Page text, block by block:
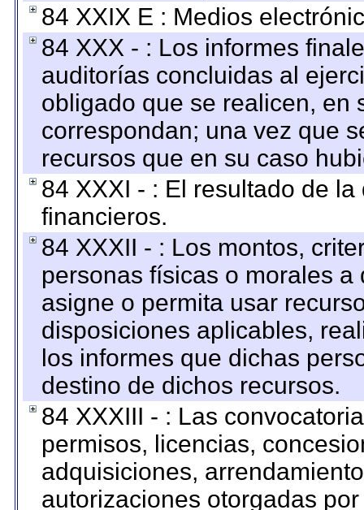
84 XXIX E : Medios
84 XXX - : Los informes
auditorías concluidas al
obligado que se realicen, en
correspondan; una vez que
recursos que en su caso
84 XXXI - : El resultado de
financieros.
84 XXXII - : Los montos,
personas físicas o morales
asigne o permita usar
disposiciones aplicables,
los informes que dichas
destino de dichos recursos.
84 XXXIII - : Las
permisos, licencias,
adquisiciones,
autorizaciones otorgadas